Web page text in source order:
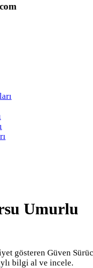
Umurlu
gösteren Güven
bilgi al ve incele.